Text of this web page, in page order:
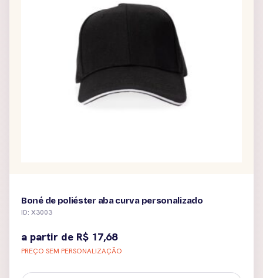
Boné de poliéster aba curva personalizado
ID: X3003
a partir de R$ 17,68
PREÇO SEM PERSONALIZAÇÃO